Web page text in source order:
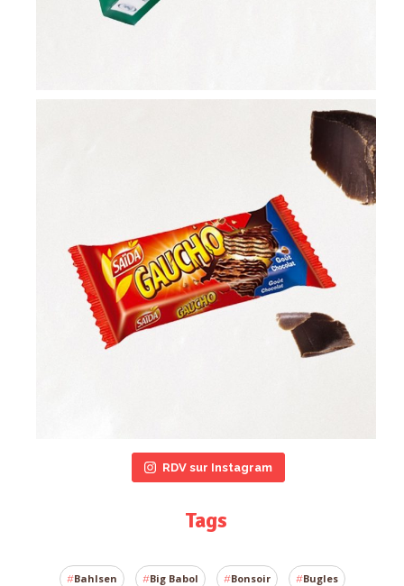
RDV sur Instagram
Tags
Bahlsen Big Babol Bonsoir Bugles